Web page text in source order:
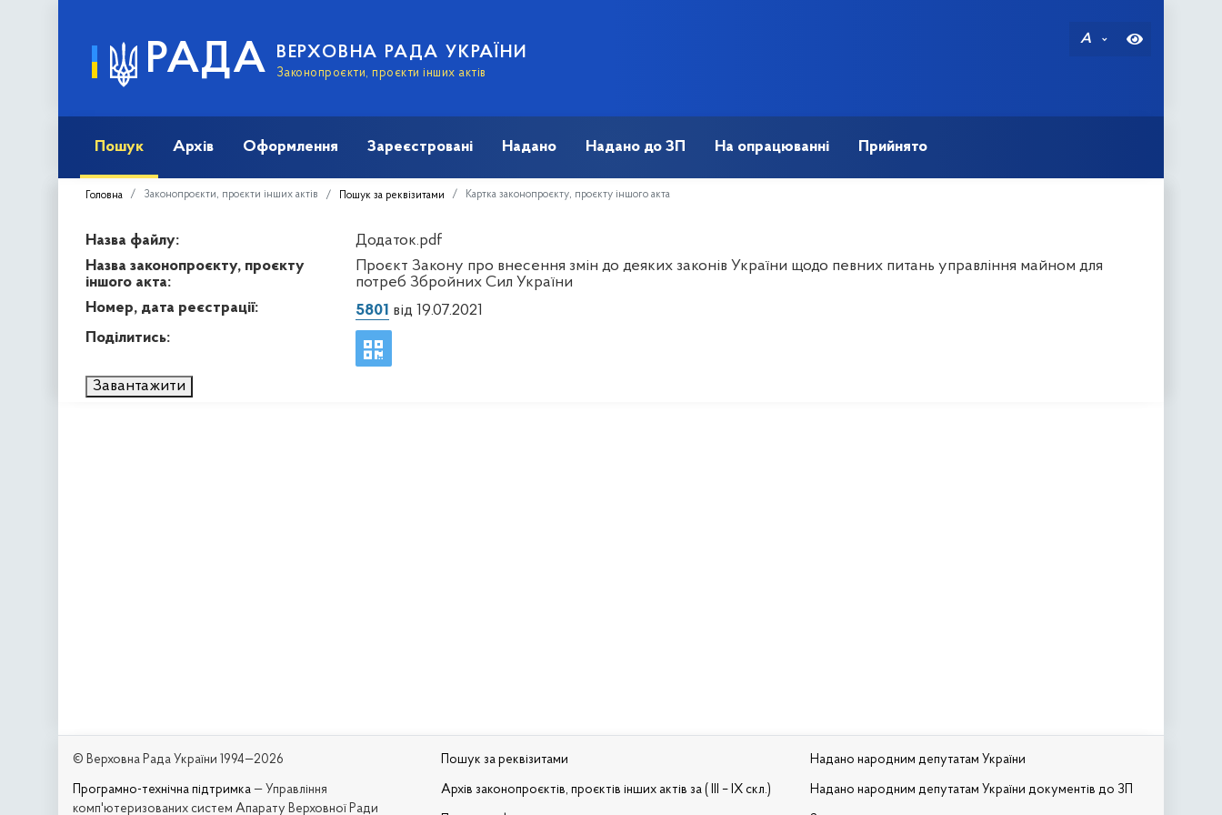
РАДА ВЕРХОВНА РАДА УКРАЇНИ
Законопроєкти, проєкти інших актів
A
Пошук Архів Оформлення Зареєстровані Надано Надано до ЗП На опрацюванні Прийнято
Головна Законопроєкти, проєкти інших актів Пошук за реквізитами Картка законопроєкту, проєкту іншого акта
Назва файлу:
Додаток.pdf
Назва законопроєкту, проєкту
іншого акта:
Проєкт Закону про внесення змін до деяких законів України щодо певних питань управління майном для
потреб Збройних Сил України
Номер, дата реєстрації:
5801 від 19.07.2021
Поділитись:
Завантажити
© Верховна Рада України 1994—2026
Програмно-технічна підтримка — Управління
комп'ютеризованих систем Апарату Верховної Ради
Пошук за реквізитами
Архів законопроєктів, проєктів інших актів за ( III – IX скл.)
Надано народним депутатам України
Надано народним депутатам України документів до ЗП